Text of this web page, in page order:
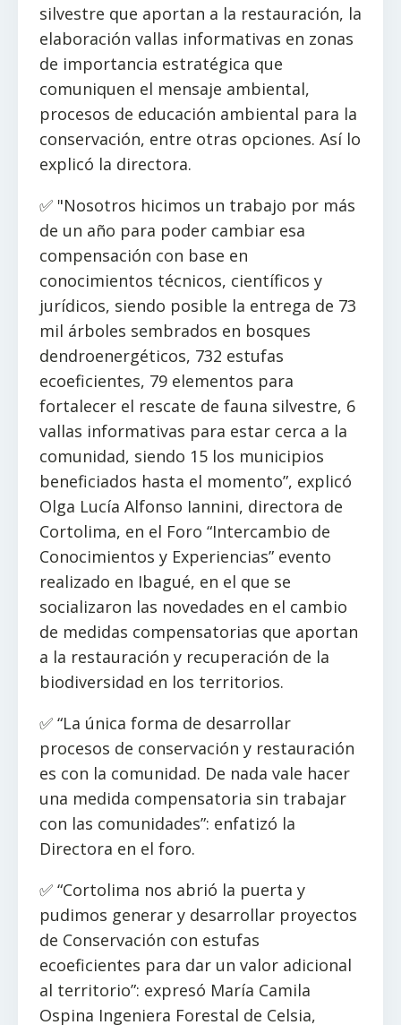
silvestre que aportan a la restauración, la
elaboración vallas informativas en zonas
de importancia estratégica que
comuniquen el mensaje ambiental,
procesos de educación ambiental para la
conservación, entre otras opciones. Así lo
explicó la directora.
✅ "Nosotros hicimos un trabajo por más
de un año para poder cambiar esa
compensación con base en
conocimientos técnicos, científicos y
jurídicos, siendo posible la entrega de 73
mil árboles sembrados en bosques
dendroenergéticos, 732 estufas
ecoeficientes, 79 elementos para
fortalecer el rescate de fauna silvestre, 6
vallas informativas para estar cerca a la
comunidad, siendo 15 los municipios
beneficiados hasta el momento”, explicó
Olga Lucía Alfonso Iannini, directora de
Cortolima, en el Foro “Intercambio de
Conocimientos y Experiencias” evento
realizado en Ibagué, en el que se
socializaron las novedades en el cambio
de medidas compensatorias que aportan
a la restauración y recuperación de la
biodiversidad en los territorios.
✅ “La única forma de desarrollar
procesos de conservación y restauración
es con la comunidad. De nada vale hacer
una medida compensatoria sin trabajar
con las comunidades”: enfatizó la
Directora en el foro.
✅ “Cortolima nos abrió la puerta y
pudimos generar y desarrollar proyectos
de Conservación con estufas
ecoeficientes para dar un valor adicional
al territorio”: expresó María Camila
Ospina Ingeniera Forestal de Celsia,